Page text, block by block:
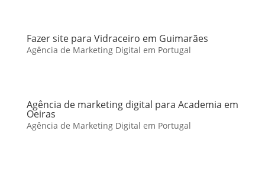
Fazer site para Vidraceiro em Guimarães
Agência de Marketing Digital em Portugal
Agência de marketing digital para Academia em
Oeiras
Agência de Marketing Digital em Portugal